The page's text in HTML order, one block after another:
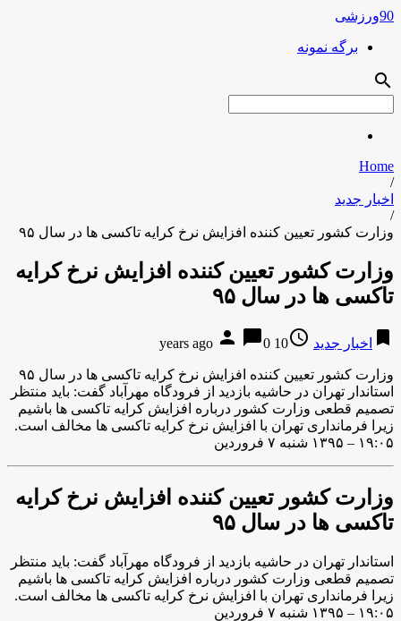
90ورزشی
برگه نمونه
search
Home
/
اخبار جدید
/
وزارت کشور تعیین کننده افزایش نرخ کرایه تاکسی ها در سال ۹۵
وزارت کشور تعیین کننده افزایش نرخ کرایه
تاکسی ها در سال ۹۵
bookmark اخبار جدید access_time
10 years ago
person chat_bubble0
وزارت کشور تعیین کننده افزایش نرخ کرایه تاکسی ها در سال ۹۵
استاندار تهران در حاشیه بازدید از فرودگاه مهرآباد گفت: باید منتظر
تصمیم قطعی وزارت کشور درباره افزایش کرایه تاکسی ها باشیم
زیرا فرمانداری تهران با افزایش نرخ کرایه تاکسی ها مخالف است.
۱۹:۰۵ – ۱۳۹۵ شنبه ۷ فروردین
وزارت کشور تعیین کننده افزایش نرخ کرایه
تاکسی ها در سال ۹۵
استاندار تهران در حاشیه بازدید از فرودگاه مهرآباد گفت: باید منتظر
تصمیم قطعی وزارت کشور درباره افزایش کرایه تاکسی ها باشیم
زیرا فرمانداری تهران با افزایش نرخ کرایه تاکسی ها مخالف است.
۱۹:۰۵ – ۱۳۹۵ شنبه ۷ فروردین